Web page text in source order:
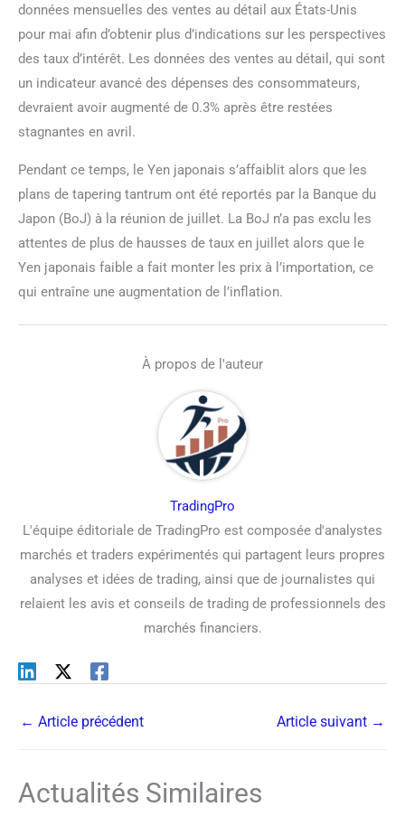
données mensuelles des ventes au détail aux États-Unis
pour mai afin d’obtenir plus d’indications sur les perspectives
des taux d’intérêt. Les données des ventes au détail, qui sont
un indicateur avancé des dépenses des consommateurs,
devraient avoir augmenté de 0.3% après être restées
stagnantes en avril.
Pendant ce temps, le Yen japonais s’affaiblit alors que les
plans de tapering tantrum ont été reportés par la Banque du
Japon (BoJ) à la réunion de juillet. La BoJ n’a pas exclu les
attentes de plus de hausses de taux en juillet alors que le
Yen japonais faible a fait monter les prix à l’importation, ce
qui entraîne une augmentation de l’inflation.
À propos de l'auteur
TradingPro
L'équipe éditoriale de TradingPro est composée d'analystes
marchés et traders expérimentés qui partagent leurs propres
analyses et idées de trading, ainsi que de journalistes qui
relaient les avis et conseils de trading de professionnels des
marchés financiers.
← Article précédent Article suivant →
Actualités Similaires